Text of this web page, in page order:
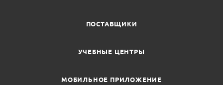
ПОСТАВЩИКИ
УЧЕБНЫЕ ЦЕНТРЫ
МОБИЛЬНОЕ ПРИЛОЖЕНИЕ